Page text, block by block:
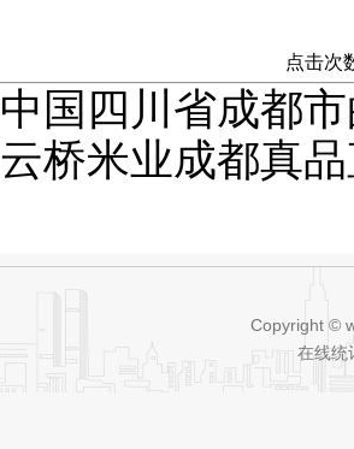
点击次
中国四川省成都
云桥米业成都真
Copyright ©
在线统